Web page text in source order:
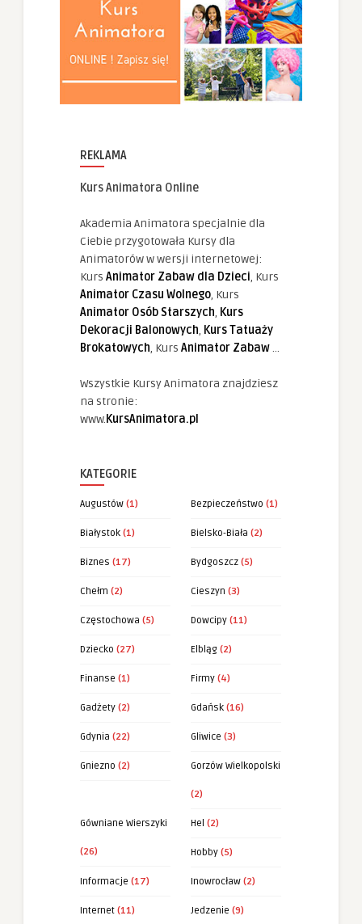
REKLAMA
Kurs Animatora Online
Akademia Animatora specjalnie dla
Ciebie przygotowała Kursy dla
Animatorów w wersji internetowej:
Kurs Animator Zabaw dla Dzieci, Kurs
Animator Czasu Wolnego, Kurs
Animator Osób Starszych, Kurs
Dekoracji Balonowych, Kurs Tatuaży
Brokatowych, Kurs Animator Zabaw...
Wszystkie Kursy Animatora znajdziesz
na stronie:
www.KursAnimatora.pl
KATEGORIE
Augustów (1) Bezpieczeństwo (1)
Białystok (1) Bielsko-Biała (2)
Biznes (17) Bydgoszcz (5)
Chełm (2) Cieszyn (3)
Częstochowa (5) Dowcipy (11)
Dziecko (27) Elbląg (2)
Finanse (1) Firmy (4)
Gadżety (2) Gdańsk (16)
Gdynia (22) Gliwice (3)
Gniezno (2) Gorzów Wielkopolski
(2)
Gówniane Wierszyki
(26)
Hel (2)
Hobby (5)
Informacje (17) Inowrocław (2)
Internet (11) Jedzenie (9)